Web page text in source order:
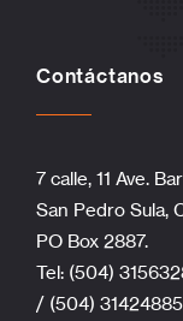
Contáctanos
7 calle, 11 Ave.
San Pedro Sula,
PO Box 2887.
Tel: (504)
/ (504) 31424885